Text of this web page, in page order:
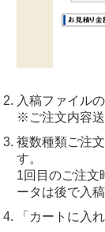
入稿ファイル
※ご注文内容
複数種類ご注
す。
1回目のご注文
ータは後で入
「カートに入